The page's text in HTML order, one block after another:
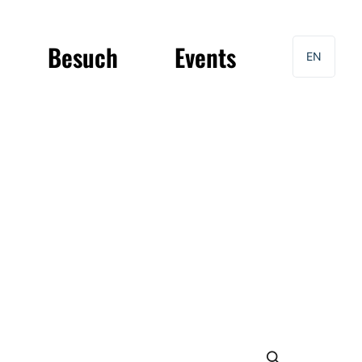
Besuch Events EN